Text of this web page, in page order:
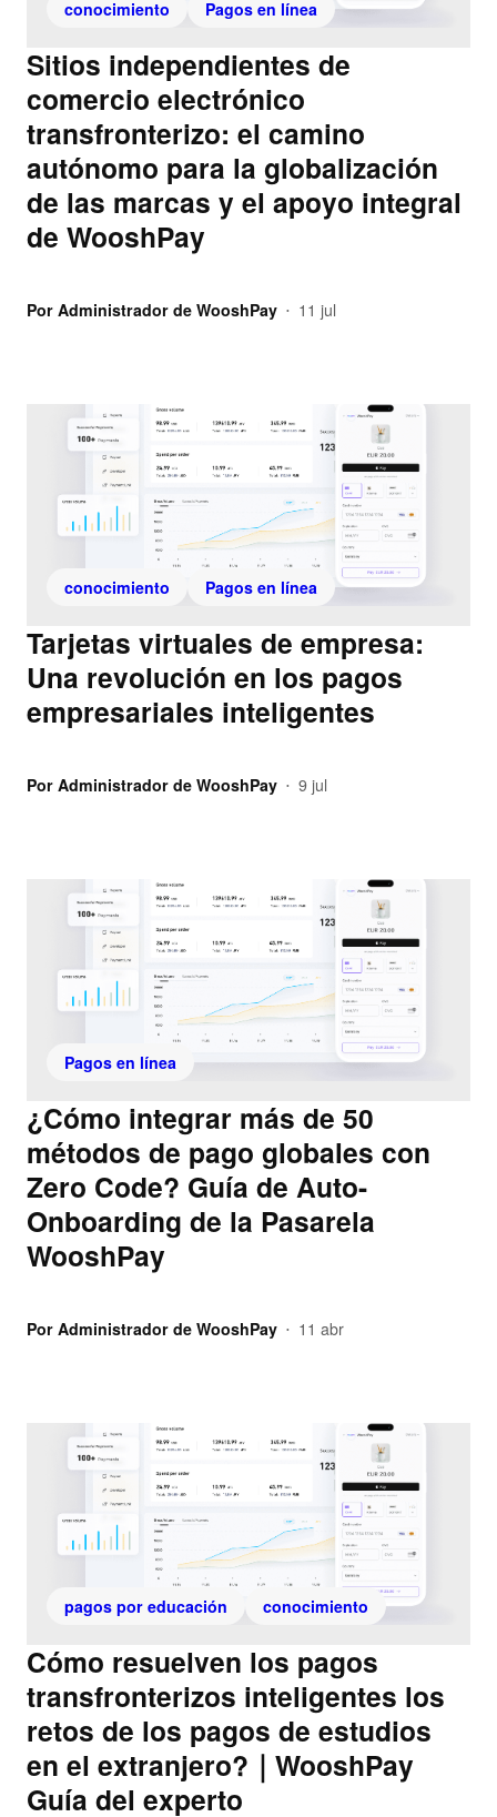
conocimiento Pagos en línea
Sitios independientes de
comercio electrónico
transfronterizo: el camino
autónomo para la globalización
de las marcas y el apoyo integral
de WooshPay
Por Administrador de WooshPay • 11 jul
conocimiento Pagos en línea
Tarjetas virtuales de empresa:
Una revolución en los pagos
empresariales inteligentes
Por Administrador de WooshPay • 9 jul
Pagos en línea
¿Cómo integrar más de 50
métodos de pago globales con
Zero Code? Guía de Auto-
Onboarding de la Pasarela
WooshPay
Por Administrador de WooshPay • 11 abr
pagos por educación conocimiento
Cómo resuelven los pagos
transfronterizos inteligentes los
retos de los pagos de estudios
en el extranjero?｜WooshPay
Guía del experto